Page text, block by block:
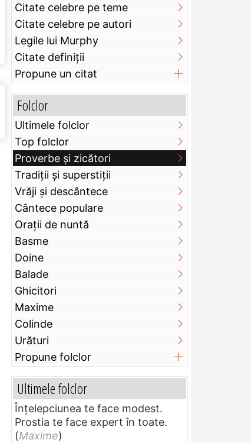
Citate celebre pe teme
Citate celebre pe autori
Legile lui Murphy
Citate definiţii
Propune un citat
Folclor
Ultimele folclor
Top folclor
Proverbe și zicători
Tradiții și superstiții
Vrăji și descântece
Cântece populare
Orații de nuntă
Basme
Doine
Balade
Ghicitori
Maxime
Colinde
Urături
Propune folclor
Ultimele folclor
Înțelepciunea te face modest.
Prostia te face expert în toate.
(Maxime)